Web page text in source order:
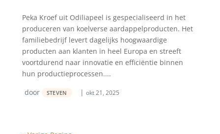
door STEVEN | okt 21, 2025
Peka Kroef uit Odiliapeel is gespecialiseerd in het
produceren van koelverse aardappelproducten. Het
familiebedrijf levert dagelijks hoogwaardige
producten aan klanten in heel Europa en streeft
voortdurend naar innovatie en efficiëntie binnen
hun productieprocessen....